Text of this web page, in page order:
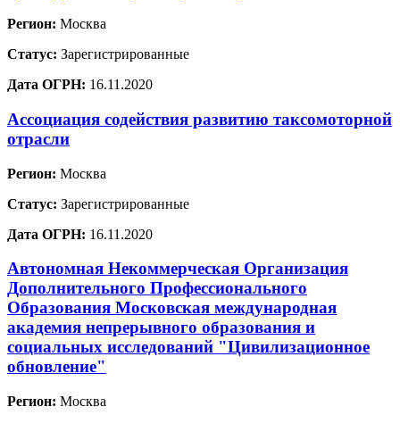
Регион: Москва
Статус: Зарегистрированные
Дата ОГРН: 16.11.2020
Ассоциация содействия развитию таксомоторной
отрасли
Регион: Москва
Статус: Зарегистрированные
Дата ОГРН: 16.11.2020
Автономная Некоммерческая Организация
Дополнительного Профессионального
Образования Московская международная
академия непрерывного образования и
социальных исследований "Цивилизационное
обновление"
Регион: Москва